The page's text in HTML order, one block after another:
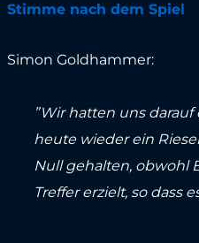
Stimme nach dem Spiel
Simon Goldhammer:
”Wir hatten uns
heute wieder ein
Null gehalten, obwohl
Treffer erzielt, so dass